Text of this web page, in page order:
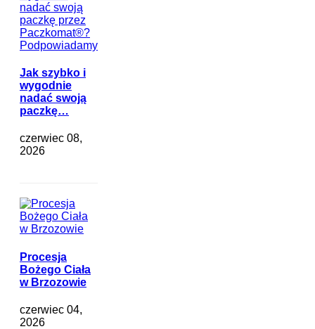
Jak szybko i
wygodnie
nadać swoją
paczkę…
czerwiec 08,
2026
Procesja
Bożego Ciała
w Brzozowie
czerwiec 04,
2026